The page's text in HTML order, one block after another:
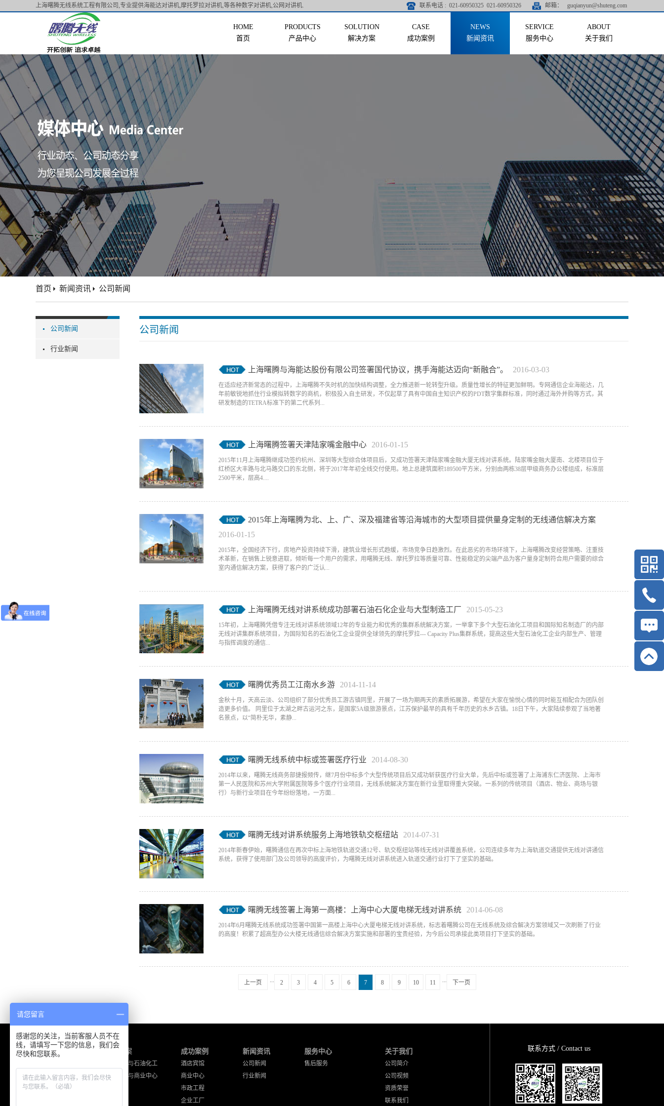
上海曙腾无线系统工程有限公司,专业提供海能达对讲机,摩托罗拉对讲机,等各种数字对讲机,公网对讲机. 联系电话 : 021-60950325 021-60950326 邮箱： guqianyun@shuteng.com
首页 产品中心 解决方案 成功案例 新闻资讯 服务中心 关于我们
公司新闻
行业新闻
首页 新闻资讯 公司新闻
公司新闻
上海曙腾与海能达股份有限公司签署国代协议，携手海能达迈向“新融合”。 2016-03-03
在适应经济新常态的过程中，上海曙腾不失时机的加快结构调整，全力推进新一轮转型升级。质量性增长的特征更加鲜明。专网通信企业海能达，几
年前敏锐地抓住行业模拟转数字的商机，积极投入自主研发，不仅起草了具有中国自主知识产权的PDT数字集群标准，同时通过海外并购等方式，其
研发制造的TETRA标准下的第二代系列...
上海曙腾签署天津陆家嘴金融中心 2016-01-15
2015年11月上海曙腾继成功签约杭州、深圳等大型综合体项目后，又成功签署天津陆家嘴金融大厦无线对讲系统。陆家嘴金融大厦南、北楼项目位于
红桥区大丰路与北马路交口的东北侧，将于2017年年初全线交付使用。地上总建筑面积189500平方米，分别由两栋38层甲级商务办公楼组成，标准层
2500平米，层高4....
2015年上海曙腾为北、上、广、深及福建省等沿海城市的大型项目提供量身定制的无线通信解决方案
2016-01-15
2015年，全国经济下行，房地产投资持续下滑，建筑业增长形式趋缓，市场竞争日趋激烈。在此恶劣的市场环境下，上海曙腾改变经营策略、注重技
术革新，在销售上锐意进取，倾听每一个用户的需求，用曙腾无线、摩托罗拉等质量可靠、性能稳定的尖端产品为客户量身定制符合用户需要的综合
室内通信解决方案，获得了客户的广泛认...
上海曙腾无线对讲系统成功部署石油石化企业与大型制造工厂 2015-05-23
15年初，上海曙腾凭借专注无线对讲系统领域12年的专业能力和优秀的集群系统解决方案，一举拿下多个大型石油化工项目和国际知名制造厂的内部
无线对讲集群系统项目，为国际知名的石油化工企业提供全球领先的摩托罗拉--- Capacity Plus集群系统，提高这些大型石油化工企业内部生产、管理
与指挥调度的通信...
曙腾优秀员工江南水乡游 2014-11-14
金秋十月，天高云淡、公司组织了部分优秀员工游古镇同里，开展了一场为期两天的素质拓展游，希望在大家在愉悦心情的同时能互相配合为团队创
造更多价值。 同里位于太湖之畔古运河之东，是国家5A级旅游景点，江苏保护最早的具有千年历史的水乡古镇。18日下午，大家陆续参观了当地著
名景点，以“简朴无华，素静...
曙腾无线系统中标或签署医疗行业 2014-08-30
2014年以来，曙腾无线商务部捷报频传，继7月份中标多个大型传统项目后又成功斩获医疗行业大单，先后中标或签署了上海浦东仁济医院、上海市
第一人民医院和苏州大学附属医院等多个医疗行业项目，无线系统解决方案在新行业里取得重大突破。一系列的传统项目（酒店、物业、商场与银
行）与新行业项目在今年纷纷落地，一方面...
曙腾无线对讲系统服务上海地铁轨交枢纽站 2014-07-31
2014年新春伊始，曙腾通信在再次中标上海地铁轨道交通12号、轨交枢纽站等线无线对讲覆盖系统，公司连续多年为上海轨道交通提供无线对讲通信
系统，获得了使用部门及公司领导的高度评价，为曙腾无线对讲系统进入轨道交通行业打下了坚实的基础。
曙腾无线签署上海第一高楼：上海中心大厦电梯无线对讲系统 2014-06-08
2014年6月曙腾无线系统成功签署中国第一高楼上海中心大厦电梯无线对讲系统，标志着曙腾公司在无线系统及综合解决方案领域又一次刷新了行业
的高度！积累了超高型办公大楼无线通信综合解决方案实施和部署的宝贵经验，为今后公司承接此类项目打下坚实的基础。
上一页 ... 2 3 4 5 6 7 8 9 10 11 ... 下一页
产品中心
摩托罗拉产品
通讯工程设备
解决方案
工厂企业与石油化工
酒店宾馆与商业中心
成功案例
酒店宾馆
商业中心
市政工程
企业工厂
新闻资讯
公司新闻
行业新闻
服务中心
售后服务
关于我们
公司简介
公司视频
资质荣誉
联系我们
联系方式 / Contact us
请您留言
感谢您的关注，当前客服人员不在
线，请填写一下您的信息，我们会
尽快和您联系。